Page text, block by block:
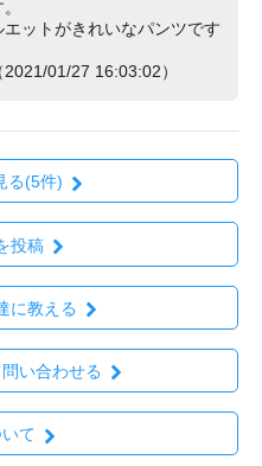
ットがきれいなパンツです
01/27 16:03:02）
る(5件)
投稿
に教える
い合わせる
て